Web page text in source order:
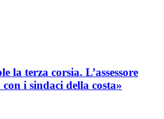
la terza corsia. L’assessore
i sindaci della costa»